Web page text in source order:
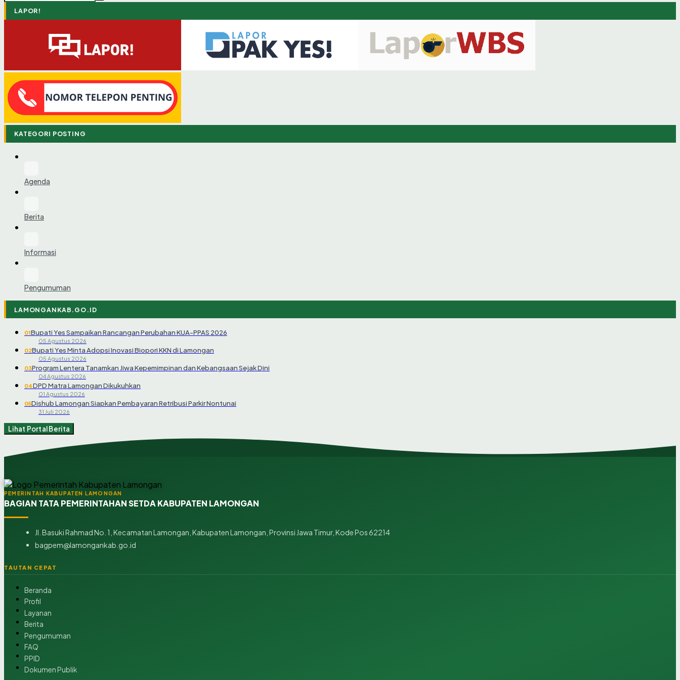
LAPOR!
KATEGORI POSTING
Agenda
Berita
Informasi
Pengumuman
LAMONGANKAB.GO.ID
01Bupati Yes Sampaikan Rancangan Perubahan KUA-PPAS 2026
05 Agustus 2026
02Bupati Yes Minta Adopsi Inovasi Biopori KKN di Lamongan
05 Agustus 2026
03Program Lentera Tanamkan Jiwa Kepemimpinan dan Kebangsaan Sejak Dini
04 Agustus 2026
04DPD Matra Lamongan Dikukuhkan
01 Agustus 2026
05Dishub Lamongan Siapkan Pembayaran Retribusi Parkir Nontunai
31 Juli 2026
Lihat Portal Berita
PEMERINTAH KABUPATEN LAMONGAN
BAGIAN TATA PEMERINTAHAN SETDA KABUPATEN LAMONGAN
Jl. Basuki Rahmad No. 1, Kecamatan Lamongan, Kabupaten Lamongan, Provinsi Jawa Timur, Kode Pos 62214
bagpem@lamongankab.go.id
TAUTAN CEPAT
Beranda
Profil
Layanan
Berita
Pengumuman
FAQ
PPID
Dokumen Publik